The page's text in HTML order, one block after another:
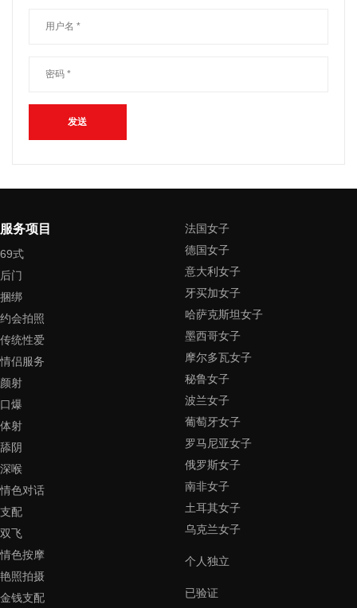
服务项目
69式
后门
捆绑
约会拍照
传统性爱
情侣服务
颜射
口爆
体射
舔阴
深喉
情色对话
支配
双飞
情色按摩
艳照拍摄
金钱支配
法国女子
德国女子
意大利女子
牙买加女子
哈萨克斯坦女子
墨西哥女子
摩尔多瓦女子
秘鲁女子
波兰女子
葡萄牙女子
罗马尼亚女子
俄罗斯女子
南非女子
土耳其女子
乌克兰女子
个人独立
已验证